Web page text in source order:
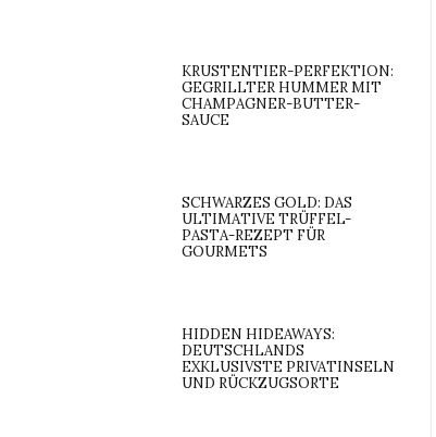
KRUSTENTIER-PERFEKTION:
GEGRILLTER HUMMER MIT
CHAMPAGNER-BUTTER-
SAUCE
SCHWARZES GOLD: DAS
ULTIMATIVE TRÜFFEL-
PASTA-REZEPT FÜR
GOURMETS
HIDDEN HIDEAWAYS:
DEUTSCHLANDS
EXKLUSIVSTE PRIVATINSELN
UND RÜCKZUGSORTE